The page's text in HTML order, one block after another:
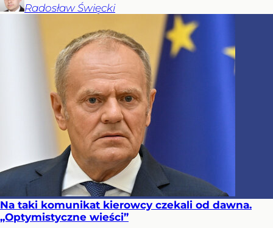
Radosław Święcki
Na taki komunikat kierowcy czekali od dawna.
„Optymistyczne wieści”